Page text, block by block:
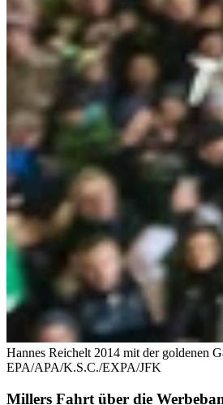
Hannes Reichelt 2014 mit der goldenen
EPA/APA/K.S.C./EXPA/JFK
Millers Fahrt über die